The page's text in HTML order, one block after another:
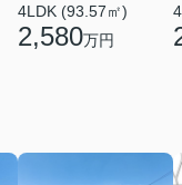
4LDK (93.57㎡)
2,580万円